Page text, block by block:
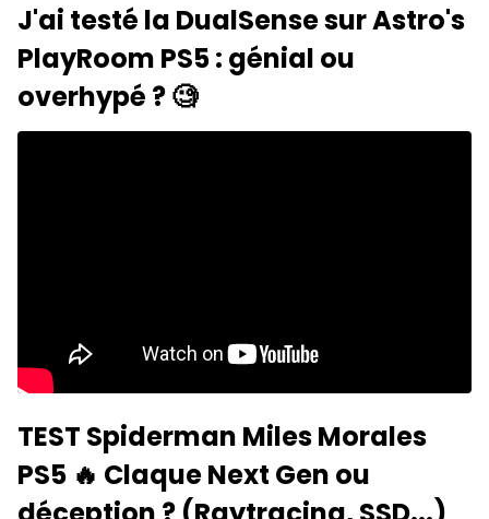
J'ai testé la DualSense sur Astro's
PlayRoom PS5 : génial ou
overhypé ? 🧐
TEST Spiderman Miles Morales
PS5 🔥 Claque Next Gen ou